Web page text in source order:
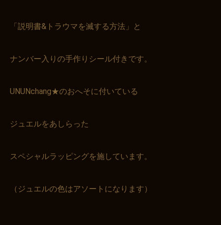
「説明書&トラウマを滅する方法」と
ナンバー入りの手作りシール付きです。
UNUNchang★のおへそに付いている
ジュエルをあしらった
スペシャルラッピングを施しています。
（ジュエルの色はアソートになります）